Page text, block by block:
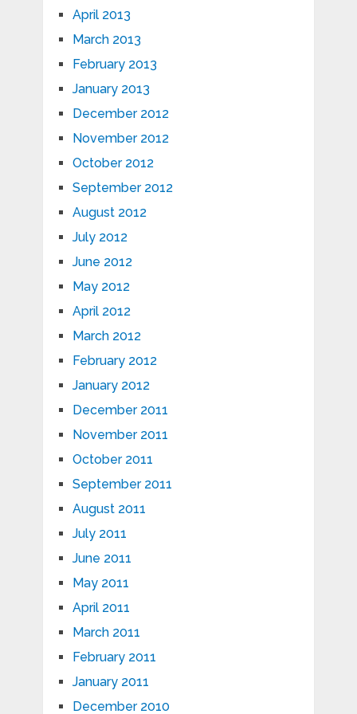
April 2013
March 2013
February 2013
January 2013
December 2012
November 2012
October 2012
September 2012
August 2012
July 2012
June 2012
May 2012
April 2012
March 2012
February 2012
January 2012
December 2011
November 2011
October 2011
September 2011
August 2011
July 2011
June 2011
May 2011
April 2011
March 2011
February 2011
January 2011
December 2010